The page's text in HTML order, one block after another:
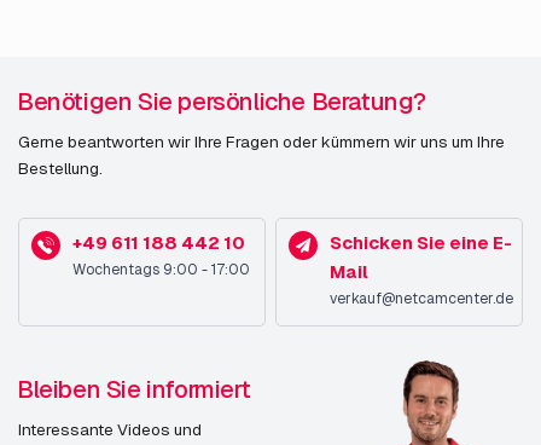
Benötigen Sie persönliche Beratung?
Gerne beantworten wir Ihre Fragen oder kümmern wir uns um Ihre
Bestellung.
+49 611 188 442 10
Wochentags 9:00 - 17:00
Schicken Sie eine E-
Mail
verkauf@netcamcenter.de
Bleiben Sie informiert
Interessante Videos und